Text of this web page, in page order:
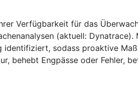
Verfügbarkeit für das
(aktuell:
sodass proaktive
behebt Engpässe oder Fehler,